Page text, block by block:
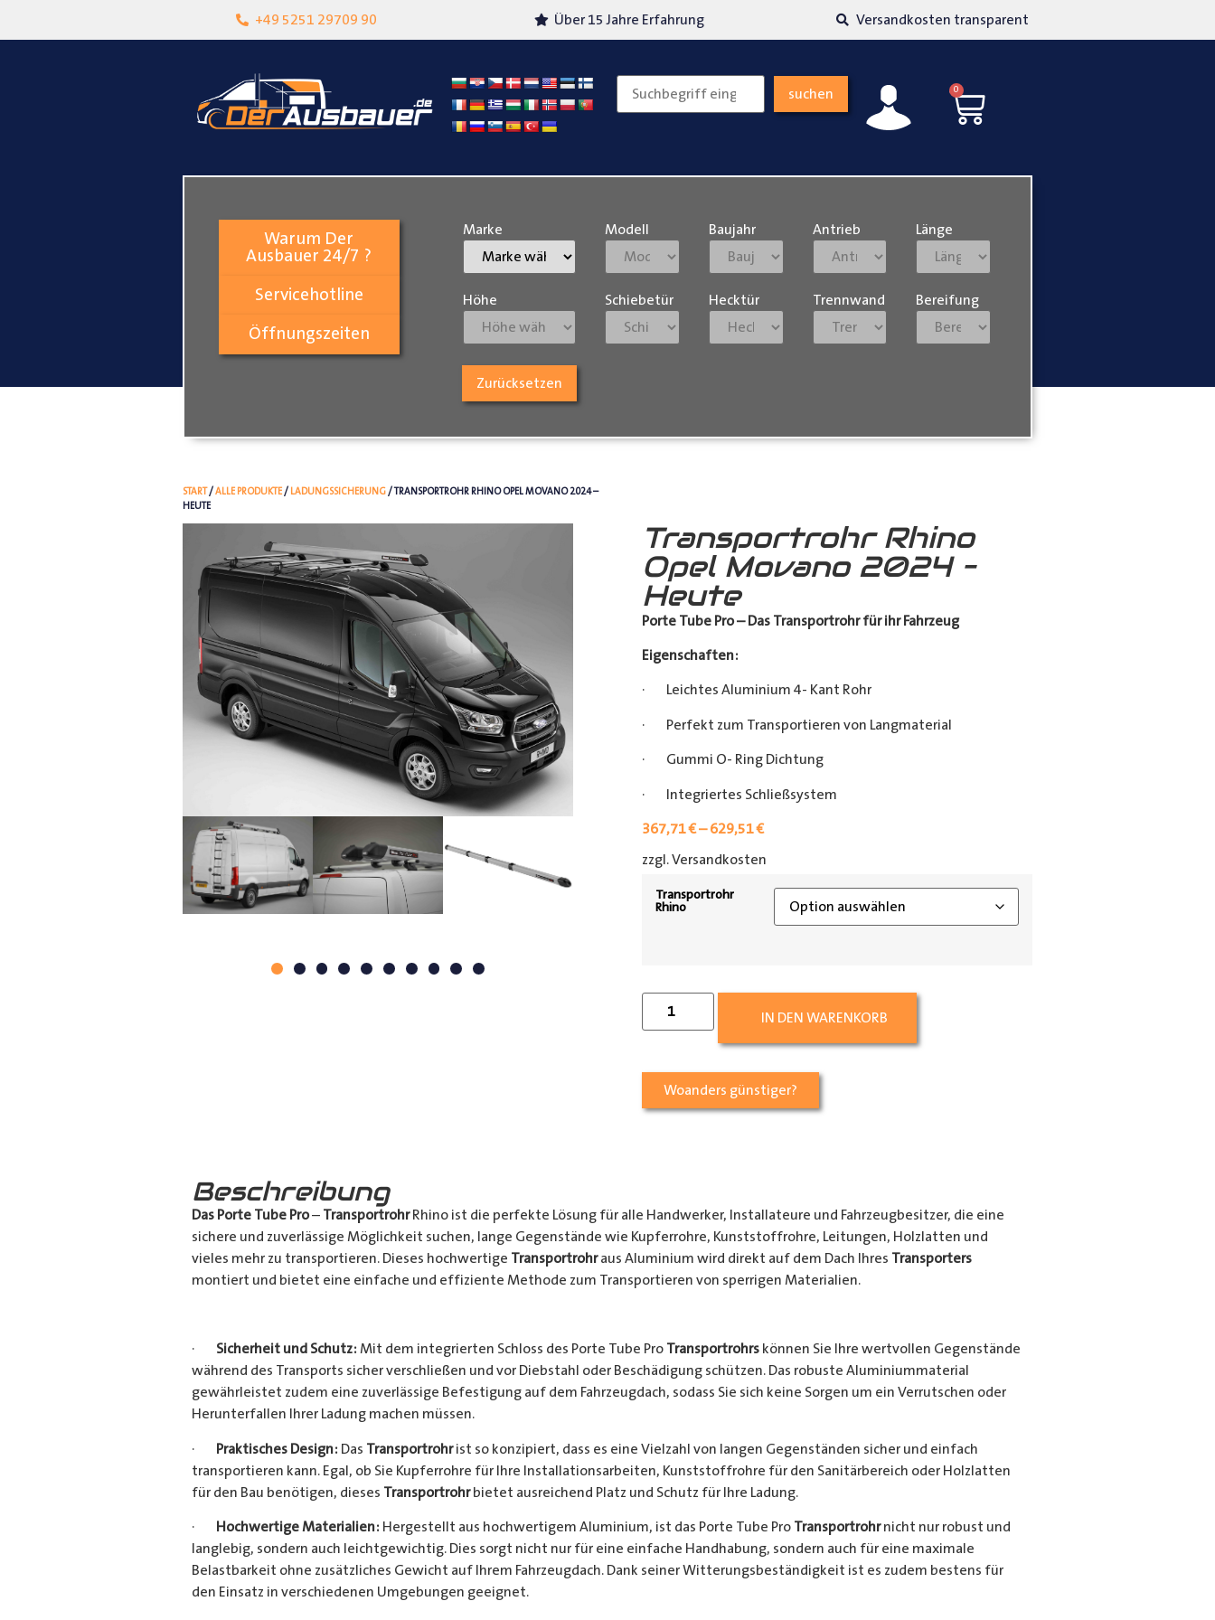
+49 5251 29709 90
Lokalgeschäft in Paderborn Über 15 Jahre Erfahrung Versandkosten transparent
suchen 0
Warum Der
Ausbauer 24/7 ?
Servicehotline
Öffnungszeiten
Marke Modell Baujahr Antrieb Länge
Höhe Schiebetür Hecktür Trennwand Bereifung
Zurücksetzen
START/ALLE PRODUKTE/ LADUNGSSICHERUNG/ TRANSPORTROHR RHINO OPEL MOVANO 2024 –
HEUTE
Transportrohr Rhino
Opel Movano 2024 –
Heute
Porte Tube Pro – Das Transportrohr für ihr Fahrzeug
Eigenschaften:
· Leichtes Aluminium 4- Kant Rohr
· Perfekt zum Transportieren von Langmaterial
· Gummi O- Ring Dichtung
· Integriertes Schließsystem
367,71€–629,51€
zzgl. Versandkosten
Transportrohr
Rhino
IN DEN WARENKORB
Woanders günstiger?
Beschreibung
Das Porte Tube Pro– TransportrohrRhino ist die perfekte Lösung für alle Handwerker, Installateure und Fahrzeugbesitzer, die eine
sichere und zuverlässige Möglichkeit suchen, lange Gegenstände wie Kupferrohre, Kunststoffrohre, Leitungen, Holzlatten und
vieles mehr zu transportieren. Dieses hochwertige Transportrohraus Aluminium wird direkt auf dem Dach Ihres Transporters
montiert und bietet eine einfache und effiziente Methode zum Transportieren von sperrigen Materialien.
· Sicherheit und Schutz: Mit dem integrierten Schloss des Porte Tube Pro Transportrohrskönnen Sie Ihre wertvollen Gegenstände
während des Transports sicher verschließen und vor Diebstahl oder Beschädigung schützen. Das robuste Aluminiummaterial
gewährleistet zudem eine zuverlässige Befestigung auf dem Fahrzeugdach, sodass Sie sich keine Sorgen um ein Verrutschen oder
Herunterfallen Ihrer Ladung machen müssen.
· Praktisches Design: Das Transportrohrist so konzipiert, dass es eine Vielzahl von langen Gegenständen sicher und einfach
transportieren kann. Egal, ob Sie Kupferrohre für Ihre Installationsarbeiten, Kunststoffrohre für den Sanitärbereich oder Holzlatten
für den Bau benötigen, dieses Transportrohrbietet ausreichend Platz und Schutz für Ihre Ladung.
· Hochwertige Materialien: Hergestellt aus hochwertigem Aluminium, ist das Porte Tube Pro Transportrohrnicht nur robust und
langlebig, sondern auch leichtgewichtig. Dies sorgt nicht nur für eine einfache Handhabung, sondern auch für eine maximale
Belastbarkeit ohne zusätzliches Gewicht auf Ihrem Fahrzeugdach. Dank seiner Witterungsbeständigkeit ist es zudem bestens für
den Einsatz in verschiedenen Umgebungen geeignet.